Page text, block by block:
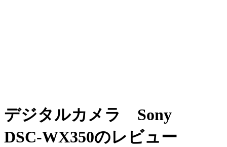
デジタルカメラ Sony
DSC-WX350のレビュー